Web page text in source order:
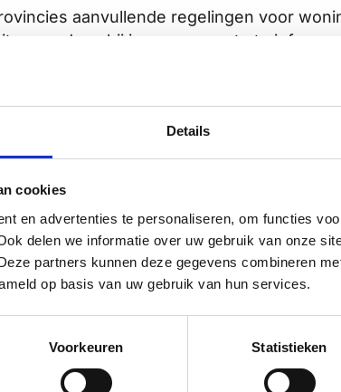
Details
cookies
en advertenties te personaliseren, om functies
delen we informatie over uw gebruik van onze
partners kunnen deze gegevens combineren
op basis van uw gebruik van hun services.
Voorkeuren Statistieken
aanvullende regelingen voor
waard om bij jouw gemeente te
met een U-waarde van maximaal 1,2 W/
om in aanmerking te komen
of kortingsacties voor
maatregelen soms meefinancieren
of het bedrijf gecertificeerd is en of
van kozijnen
een jaren 40 woning duurt gemiddeld
dit doorgaans in twee dagen af.
kunnen de doorlooptijd